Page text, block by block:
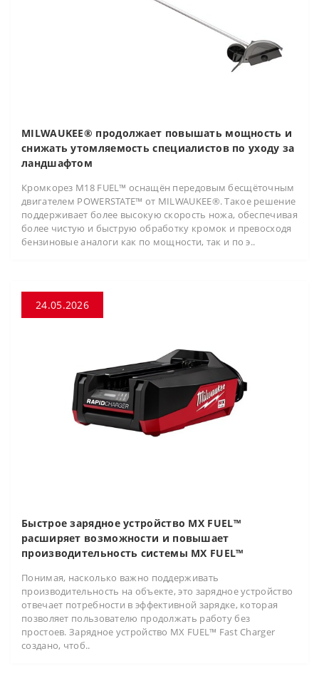
MILWAUKEE® продолжает повышать мощность и
снижать утомляемость специалистов по уходу за
ландшафтом
Кромкорез M18 FUEL™ оснащён передовым бесщёточным
двигателем POWERSTATE™ от MILWAUKEE®. Такое решение
поддерживает более высокую скорость ножа, обеспечивая
более чистую и быструю обработку кромок и превосходя
бензиновые аналоги как по мощности, так и по э..
24.05.2026
Быстрое зарядное устройство MX FUEL™
расширяет возможности и повышает
производительность системы MX FUEL™
Понимая, насколько важно поддерживать
производительность на объекте, это зарядное устройство
отвечает потребности в эффективной зарядке, которая
позволяет пользователю продолжать работу без
простоев. Зарядное устройство MX FUEL™ Fast Charger
создано, чтоб..